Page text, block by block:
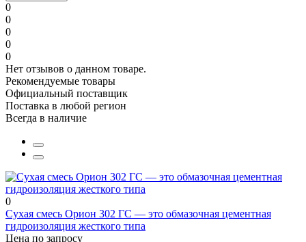
0
0
0
0
0
Нет отзывов о данном товаре.
Рекомендуемые товары
Официальный поставщик
Поставка в любой регион
Всегда в наличие
0
Сухая смесь Орион 302 ГС — это обмазочная цементная
гидроизоляция жесткого типа
Цена по запросу